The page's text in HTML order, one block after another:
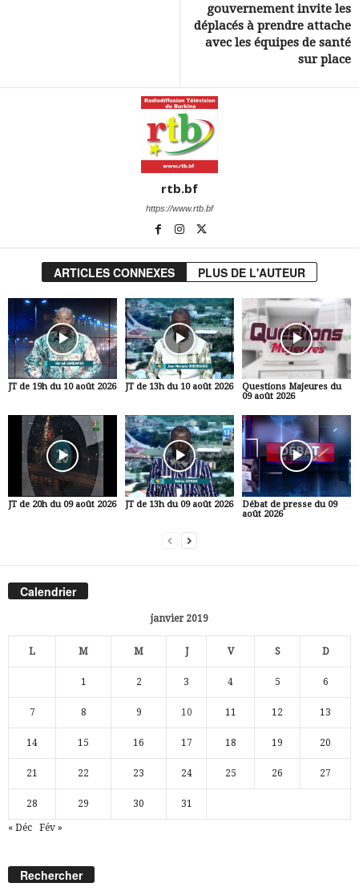
gouvernement invite les
déplacés à prendre attache
avec les équipes de santé
sur place
rtb.bf
https://www.rtb.bf
ARTICLES CONNEXES PLUS DE L'AUTEUR
JT de 19h du 10 août 2026 JT de 13h du 10 août 2026
Questions Majeures du
09 août 2026
JT de 20h du 09 août 2026 JT de 13h du 09 août 2026
Débat de presse du 09
août 2026
Calendrier
janvier 2019
L M M J V S D
1 2 3 4 5 6
7 8 9 10 11 12 13
14 15 16 17 18 19 20
21 22 23 24 25 26 27
28 29 30 31
« Déc Fév »
Rechercher